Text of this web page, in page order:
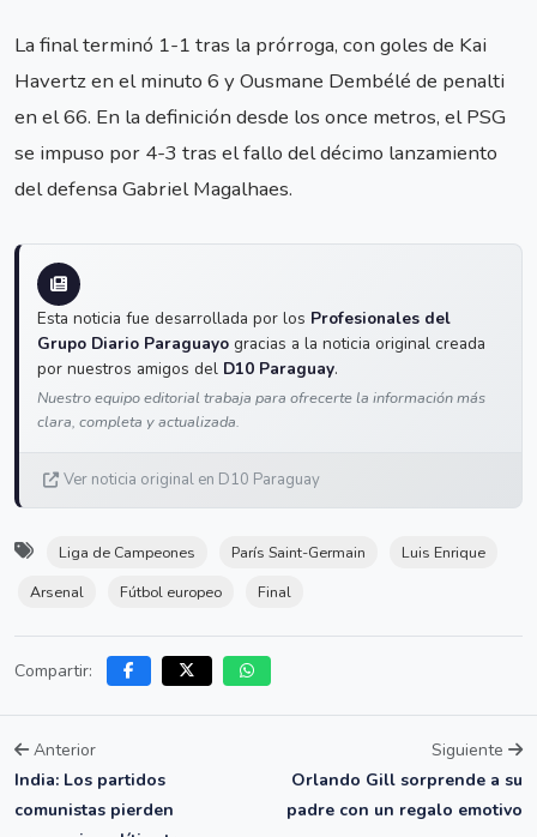
La final terminó 1-1 tras la prórroga, con goles de Kai
Havertz en el minuto 6 y Ousmane Dembélé de penalti
en el 66. En la definición desde los once metros, el PSG
se impuso por 4-3 tras el fallo del décimo lanzamiento
del defensa Gabriel Magalhaes.
Esta noticia fue desarrollada por los Profesionales del
Grupo Diario Paraguayo gracias a la noticia original creada
por nuestros amigos del D10 Paraguay.
Nuestro equipo editorial trabaja para ofrecerte la información más
clara, completa y actualizada.
Ver noticia original en D10 Paraguay
Liga de Campeones París Saint-Germain
Luis Enrique
Arsenal
Fútbol europeo Final
Compartir:
Anterior
India: Los partidos
comunistas pierden
Siguiente
Orlando Gill sorprende a su
padre con un regalo emotivo